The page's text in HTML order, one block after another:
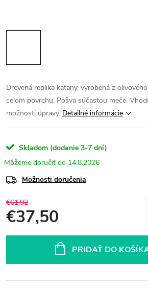
Drevená replika katany, vyrobená z
celom povrchu. Pošva súčasťou meče.
možnosti úpravy. Detailné informácie
Skladom (dodanie 3-7 dní)
14.8.2026
Možnosti doručenia
€61,92
€37,50
PRIDAŤ DO